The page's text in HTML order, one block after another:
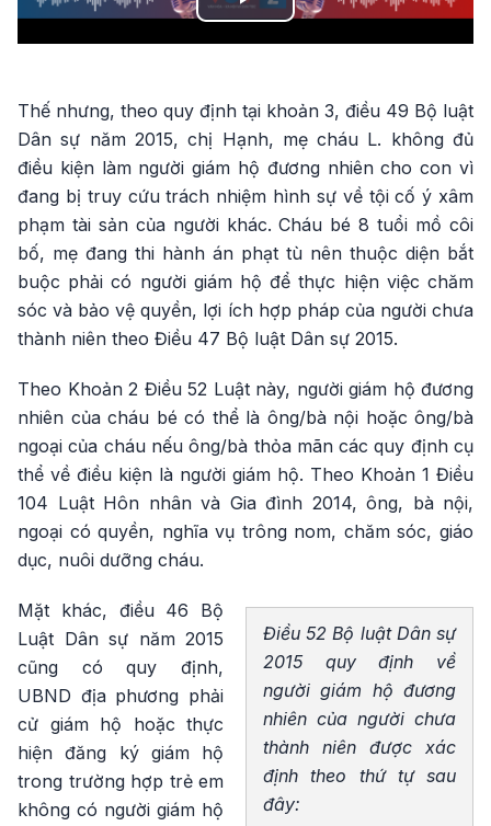
Play
Thế nhưng, theo quy định tại khoản 3, điều 49 Bộ luật
Dân sự năm 2015, chị Hạnh, mẹ cháu L. không đủ
điều kiện làm người giám hộ đương nhiên cho con vì
đang bị truy cứu trách nhiệm hình sự về tội cố ý xâm
phạm tài sản của người khác. Cháu bé 8 tuổi mồ côi
bố, mẹ đang thi hành án phạt tù nên thuộc diện bắt
buộc phải có người giám hộ để thực hiện việc chăm
sóc và bảo vệ quyền, lợi ích hợp pháp của người chưa
thành niên theo Điều 47 Bộ luật Dân sự 2015.
Theo Khoản 2 Điều 52 Luật này, người giám hộ đương
nhiên của cháu bé có thể là ông/bà nội hoặc ông/bà
ngoại của cháu nếu ông/bà thỏa mãn các quy định cụ
thể về điều kiện là người giám hộ. Theo Khoản 1 Điều
104 Luật Hôn nhân và Gia đình 2014, ông, bà nội,
ngoại có quyền, nghĩa vụ trông nom, chăm sóc, giáo
dục, nuôi dưỡng cháu.
Điều 52 Bộ luật Dân sự
2015 quy định về
người giám hộ đương
nhiên của người chưa
thành niên được xác
định theo thứ tự sau
đây:
Mặt khác, điều 46 Bộ
Luật Dân sự năm 2015
cũng có quy định,
UBND địa phương phải
cử giám hộ hoặc thực
hiện đăng ký giám hộ
trong trường hợp trẻ em
không có người giám hộ